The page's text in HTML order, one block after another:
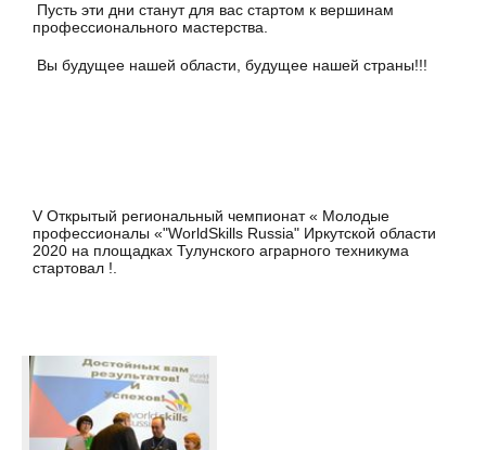
Пусть эти дни станут для вас стартом к вершинам
профессионального мастерства.
Вы будущее нашей области, будущее нашей страны!!!
V Открытый региональный чемпионат « Молодые
профессионалы «"WorldSkills Russia" Иркутской области
2020 на площадках Тулунского аграрного техникума
стартовал !.